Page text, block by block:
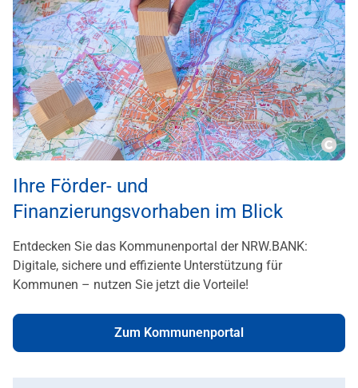
Ihre Förder- und
Finanzierungsvorhaben im Blick
Entdecken Sie das Kommunenportal der NRW.BANK:
Digitale, sichere und effiziente Unterstützung für
Kommunen – nutzen Sie jetzt die Vorteile!
Zum Kommunenportal